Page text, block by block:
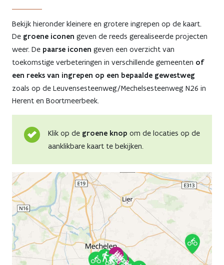
Bekijk hieronder kleinere en grotere ingrepen op de kaart.
De groene iconen geven de reeds gerealiseerde projecten
weer. De paarse iconen geven een overzicht van
toekomstige verbeteringen in verschillende gemeenten of
een reeks van ingrepen op een bepaalde gewestweg
zoals op de Leuvensesteenweg/Mechelsesteenweg N26 in
Herent en Boortmeerbeek.
Klik op de groene knop om de locaties op de
aanklikbare kaart te bekijken.